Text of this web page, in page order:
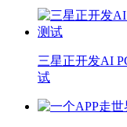
三星正开发AI
试